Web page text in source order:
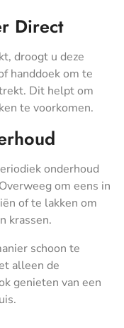
Direct
droogt u deze
handdoek om te
Dit helpt om
te voorkomen.
onderhoud
om eens in
of te lakken om
krassen.
schoon te
alleen de
genieten van een